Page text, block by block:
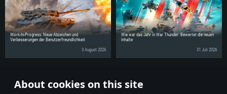
About cookies on this site
Work-In-Progress: Neue Abzeichen und
Verbesserungen der Benutzerfreundlichkeit
3 August 2026
Wie war das Jahr in War Thunder: Bewertet die neuen
Inhalte
31 Juli 2026
Erzähle deinen Freunden von diesen Neuigkeiten!